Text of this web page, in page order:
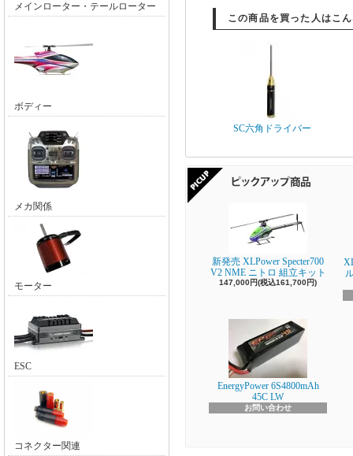
メインローター・テールローター
ボディー
メカ関係
モーター
ESC
コネクター関連
この商品を買った人はこ
SC六角ドライバー
新発売 XLPower Specter700
V2 NME ニトロ 組立キット
147,000円(税込161,700円)
EnergyPower 6S4800mAh
45C LW
お問い合わせ